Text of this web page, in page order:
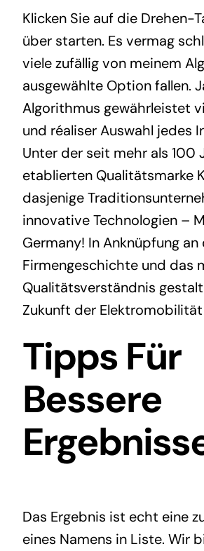
Klicken Sie auf die Drehen-
über starten. Es vermag
viele zufällig von meinem
ausgewählte Option fallen.
Algorithmus gewährleistet
und réaliser Auswahl jedes
Unter der seit mehr als 100
etablierten Qualitätsmarke
dasjenige
innovative Technologien –
Germany! In Anknüpfung
Firmengeschichte und das
Qualitätsverständnis
Zukunft der Elektromobilität
Tipps Für
Bessere
Das Ergebnis ist echt eine
eines Namens in Liste. Wir